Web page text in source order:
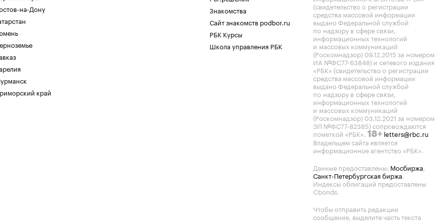
на-Дону
край
Знакомства
Сайт знакомств podbor.ru
РБК Курсы
Школа управления РБК
(свидетельство о регистрации
средства массовой информации
выдано Федеральной службой
по надзору в сфере связи,
информационных технологий
и массовых коммуникаций
(Роскомнадзор) 09.12.2015 за номером
ИА №ФС77-63848) и сетевого издания
«РБК» (свидетельство о регистрации
средства массовой информации
выдано Федеральной службой
по надзору в сфере связи,
информационных технологий
и массовых коммуникаций
(Роскомнадзор) 03.12.2021 за номером
ЭЛ №ФС77-82385) сопровождаются
пометкой «РБК». 18+ letters@rbc.ru
Владельцем сайта является
информационное агентство «РБК».
Данные предоставлены: Мосбиржа,
Санкт-Петербургская биржа.
Индексы облигаций предоставлены
Cbonds.
Чтобы отправить редакции
сообщение, выделите часть текста